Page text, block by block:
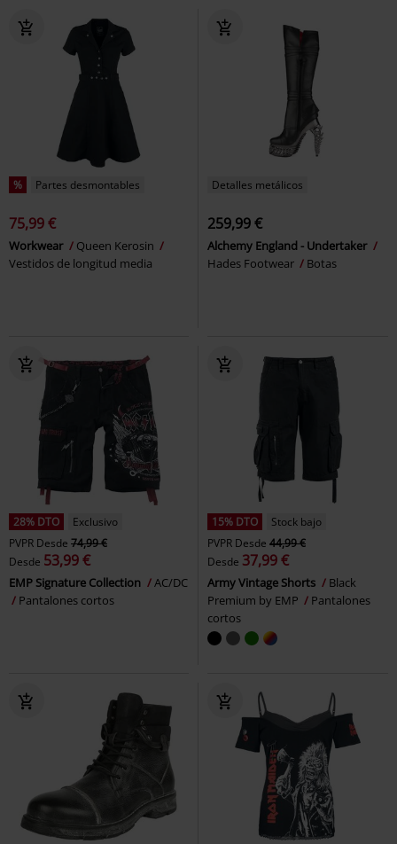
% Partes desmontables
75,99 €
Workwear
Queen Kerosin
Vestidos de longitud media
Detalles metálicos
259,99 €
Alchemy England - Undertaker
Hades Footwear
Botas
28% DTO
Exclusivo
PVPR Desde 74,99 €
Desde 53,99 €
EMP Signature Collection
AC/DC
Pantalones cortos
15% DTO
Stock bajo
PVPR Desde 44,99 €
Desde 37,99 €
Army Vintage Shorts
Black
Premium by EMP
Pantalones
cortos